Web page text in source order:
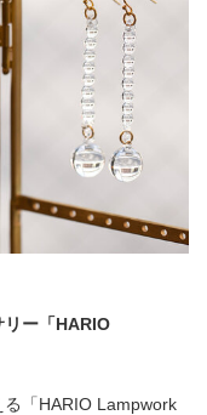
リー「HARIO
「HARIO Lampwork